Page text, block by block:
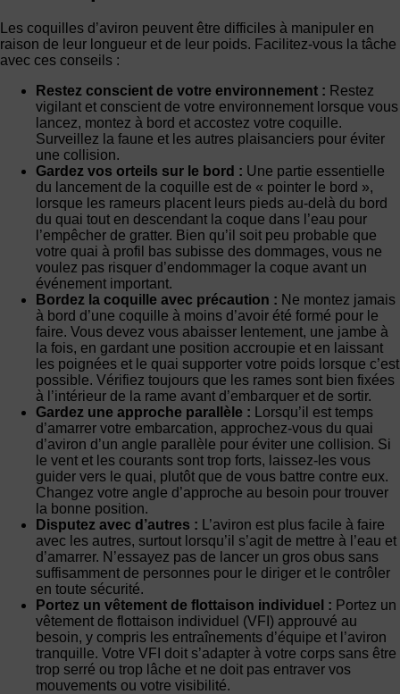
Les coquilles d’aviron peuvent être difficiles à manipuler en
raison de leur longueur et de leur poids. Facilitez-vous la tâche
avec ces conseils :
Restez conscient de votre environnement : Restez
vigilant et conscient de votre environnement lorsque vous
lancez, montez à bord et accostez votre coquille.
Surveillez la faune et les autres plaisanciers pour éviter
une collision.
Gardez vos orteils sur le bord : Une partie essentielle
du lancement de la coquille est de « pointer le bord »,
lorsque les rameurs placent leurs pieds au-delà du bord
du quai tout en descendant la coque dans l’eau pour
l’empêcher de gratter. Bien qu’il soit peu probable que
votre quai à profil bas subisse des dommages, vous ne
voulez pas risquer d’endommager la coque avant un
événement important.
Bordez la coquille avec précaution : Ne montez jamais
à bord d’une coquille à moins d’avoir été formé pour le
faire. Vous devez vous abaisser lentement, une jambe à
la fois, en gardant une position accroupie et en laissant
les poignées et le quai supporter votre poids lorsque c’est
possible. Vérifiez toujours que les rames sont bien fixées
à l’intérieur de la rame avant d’embarquer et de sortir.
Gardez une approche parallèle :
Lorsqu’il est temps
d’amarrer votre embarcation, approchez-vous du quai
d’aviron d’un angle parallèle pour éviter une collision. Si
le vent et les courants sont trop forts, laissez-les vous
guider vers le quai, plutôt que de vous battre contre eux.
Changez votre angle d’approche au besoin pour trouver
la bonne position.
Disputez avec d’autres : L’aviron est plus facile à faire
avec les autres, surtout lorsqu’il s’agit de mettre à l’eau et
d’amarrer. N’essayez pas de lancer un gros obus sans
suffisamment de personnes pour le diriger et le contrôler
en toute sécurité.
Portez un vêtement de flottaison individuel : Portez un
vêtement de flottaison individuel (VFI) approuvé au
besoin, y compris les entraînements d’équipe et l’aviron
tranquille. Votre VFI doit s’adapter à votre corps sans être
trop serré ou trop lâche et ne doit pas entraver vos
mouvements ou votre visibilité.